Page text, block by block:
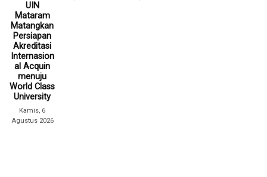
UIN
Mataram
Matangkan
Persiapan
Akreditasi
Internasion
al Acquin
menuju
World Class
University
Kamis, 6
Agustus 2026